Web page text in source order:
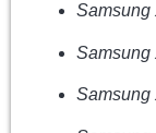
Samsung
Samsung
Samsung